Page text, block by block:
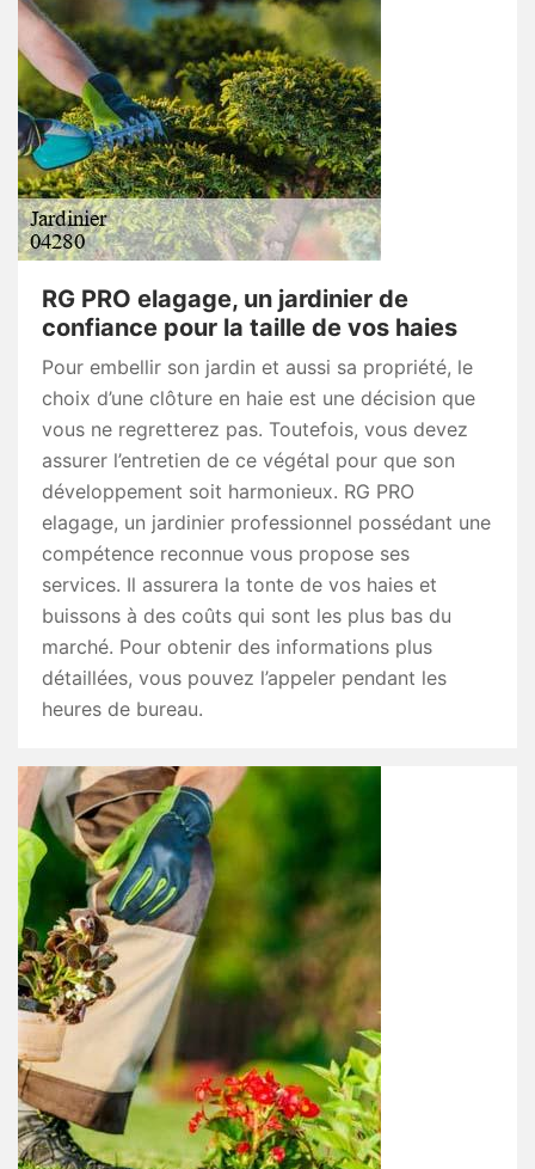
RG PRO elagage, un jardinier de
confiance pour la taille de vos haies
Pour embellir son jardin et aussi sa propriété, le
choix d’une clôture en haie est une décision que
vous ne regretterez pas. Toutefois, vous devez
assurer l’entretien de ce végétal pour que son
développement soit harmonieux. RG PRO
elagage, un jardinier professionnel possédant une
compétence reconnue vous propose ses
services. Il assurera la tonte de vos haies et
buissons à des coûts qui sont les plus bas du
marché. Pour obtenir des informations plus
détaillées, vous pouvez l’appeler pendant les
heures de bureau.